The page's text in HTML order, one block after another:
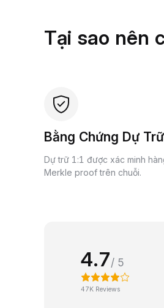
Tại sao nên
Bằng Chứng Dự Trữ
Dự trữ 1:1 được xác minh
Merkle proof trên chuỗi.
4.7/ 5
47K Reviews